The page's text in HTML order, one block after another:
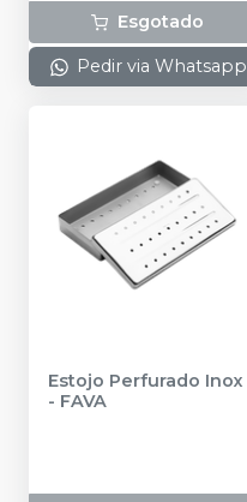
Esgotado
Pedir via Whatsapp
Estojo Perfurado Inox
- FAVA